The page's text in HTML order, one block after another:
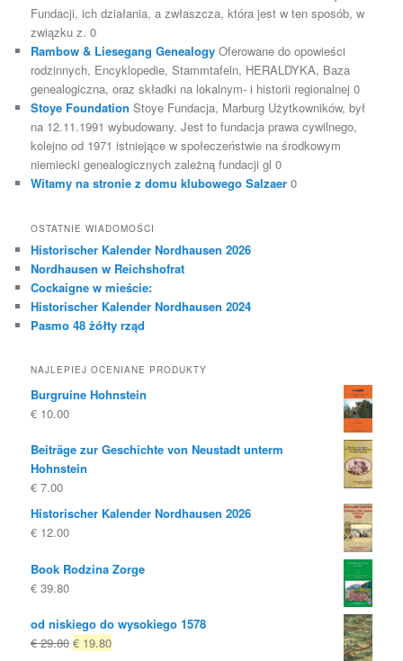
Fundacji, ich działania, a zwłaszcza, która jest w ten sposób, w
związku z. 0
Rambow & Liesegang Genealogy Oferowane do opowieści
rodzinnych, Encyklopedie, Stammtafeln, HERALDYKA, Baza
genealogiczna, oraz składki na lokalnym- i historii regionalnej 0
Stoye Foundation Stoye Fundacja, Marburg Użytkowników, był
na 12.11.1991 wybudowany. Jest to fundacja prawa cywilnego,
kolejno od 1971 istniejące w społeczeństwie na środkowym
niemiecki genealogicznych zależną fundacji gl 0
Witamy na stronie z domu klubowego Salzaer 0
OSTATNIE WIADOMOŚCI
Historischer Kalender Nordhausen 2026
Nordhausen w Reichshofrat
Cockaigne w mieście:
Historischer Kalender Nordhausen 2024
Pasmo 48 żółty rząd
NAJLEPIEJ OCENIANE PRODUKTY
Burgruine Hohnstein
€ 10.00
Beiträge zur Geschichte von Neustadt unterm
Hohnstein
€ 7.00
Historischer Kalender Nordhausen 2026
€ 12.00
Book Rodzina Zorge
€ 39.80
od niskiego do wysokiego 1578
€29.80 Oryginalna
€ 19.80Obecna